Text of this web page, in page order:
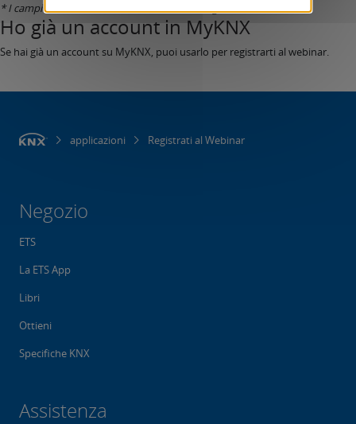
* I campi marcati con un asterisco sono obbligatori.
Ho già un account in MyKNX
Se hai già un account su MyKNX, puoi usarlo per registrarti al webinar.
applicazioni Registrati al Webinar
Negozio
ETS
La ETS App
Libri
Ottieni
Specifiche KNX
Assistenza